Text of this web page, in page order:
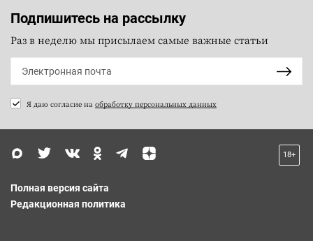
Подпишитесь на рассылку
Раз в неделю мы присылаем самые важные статьи
Я даю согласие на обработку персональных данных
18+
Полная версия сайта
Редакционная политика